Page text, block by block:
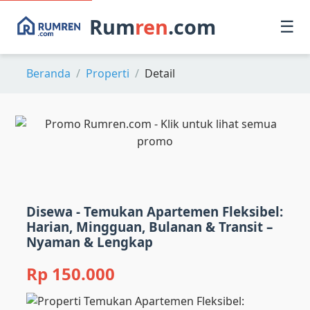
Rumren.com ☰
Beranda Properti Detail
Disewa - Temukan Apartemen Fleksibel:
Harian, Mingguan, Bulanan & Transit –
Nyaman & Lengkap
Rp 150.000